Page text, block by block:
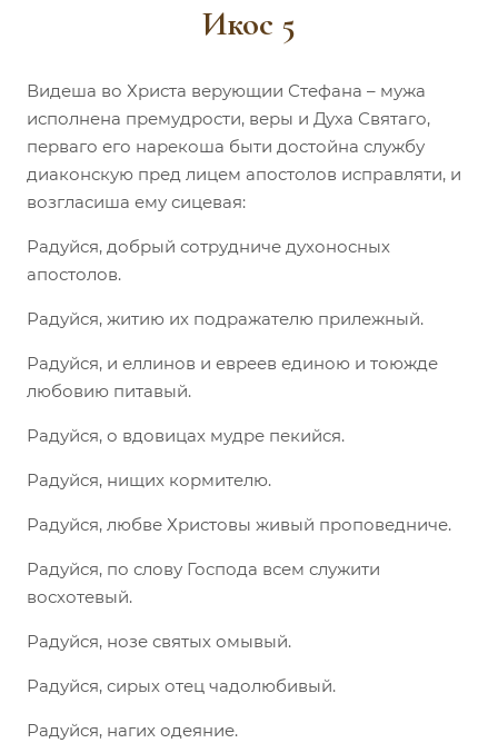
Икос 5
Видеша во Христа верующии Стефана – мужа
исполнена премудрости, веры и Духа Святаго,
перваго его нарекоша быти достойна службу
диаконскую пред лицем апостолов исправляти, и
возгласиша ему сицевая:
Радуйся, добрый сотрудниче духоносных
апостолов.
Радуйся, житию их подражателю прилежный.
Радуйся, и еллинов и евреев единою и тоюжде
любовию питавый.
Радуйся, о вдовицах мудре пекийся.
Радуйся, нищих кормителю.
Радуйся, любве Христовы живый проповедниче.
Радуйся, по слову Господа всем служити
восхотевый.
Радуйся, нозе святых омывый.
Радуйся, сирых отец чадолюбивый.
Радуйся, нагих одеяние.